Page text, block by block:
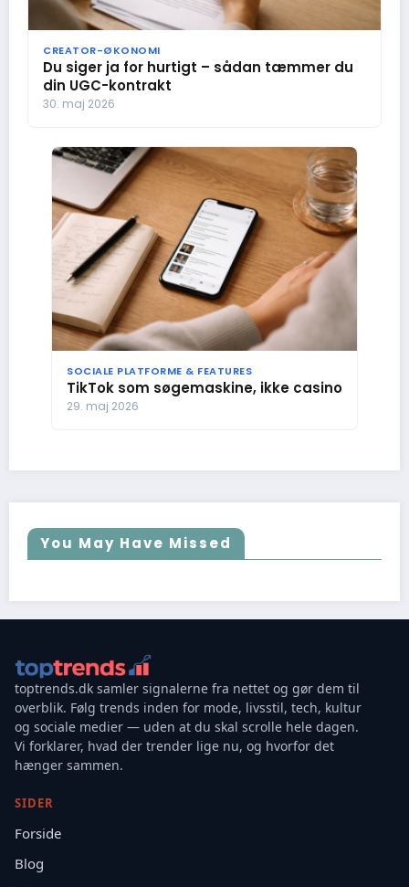
CREATOR-ØKONOMI
Du siger ja for hurtigt – sådan tæmmer du
din UGC-kontrakt
30. maj 2026
SOCIALE PLATFORME & FEATURES
TikTok som søgemaskine, ikke casino
29. maj 2026
You May Have Missed
toptrends.dk samler signalerne fra nettet og gør dem til
overblik. Følg trends inden for mode, livsstil, tech, kultur
og sociale medier — uden at du skal scrolle hele dagen.
Vi forklarer, hvad der trender lige nu, og hvorfor det
hænger sammen.
SIDER
Forside
Blog